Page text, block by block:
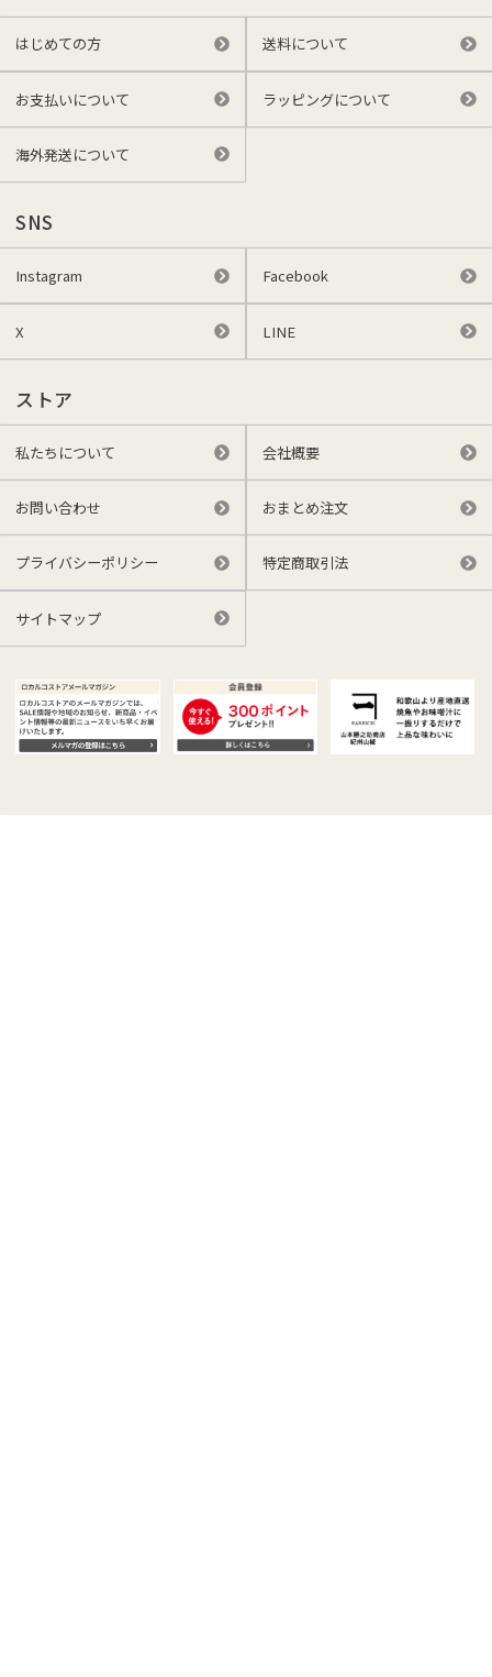
はじめての方 送料について
お支払いについて ラッピングについて
海外発送について
SNS
Instagram Facebook
X LINE
ストア
私たちについて 会社概要
お問い合わせ おまとめ注文
プライバシーポリシー 特定商取引法
サイトマップ